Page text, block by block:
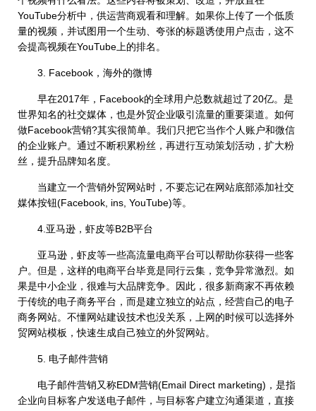
YouTube分析中，供运营商观看和理解。如果你上传了一个低质
量的视频，并试图用一个生动、夸张的标题诱使用户点击，这不
会提高视频在YouTube上的排名。
3. Facebook，海外的微博
早在2017年，Facebook的全球用户总数就超过了20亿。是
世界知名的社交媒体，也是外贸企业吸引流量的重要渠道。如何
做Facebook营销?其实很简单。我们只把它当作个人账户和微信
的企业账户。通过不断积累粉丝，再进行互动策划活动，扩大粉
丝，提升品牌知名度。
当建立一个营销外贸网站时，不要忘记在网站底部添加社交
媒体按钮(Facebook, ins, YouTube)等。
4.亚马逊，虾皮等B2B平台
亚马逊，虾皮等一些高流量电商平台可以帮助你获得一些客
户。但是，这样的电商平台毕竟是同行云集，竞争异常激烈。如
果是中小企业，很难与大品牌竞争。因此，很多新商家不再依赖
于传统的电子商务平台，而是建立独立的站点，经营自己的电子
商务网站。不懂网站建设技术也没关系，上网的时候可以选择外
贸网站模板，快速生成自己独立的外贸网站。
5. 电子邮件营销
电子邮件营销又称EDM营销(Email Direct marketing)，是指
企业向目标客户发送电子邮件，与目标客户建立沟通渠道，直接